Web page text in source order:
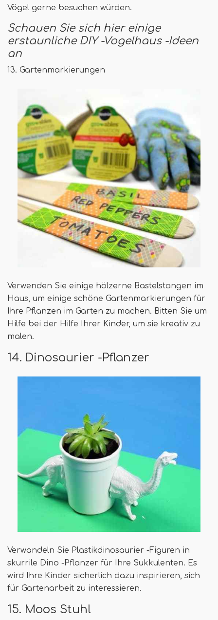
Vögel gerne besuchen würden.
Schauen Sie sich hier einige
erstaunliche DIY -Vogelhaus -Ideen
an
13. Gartenmarkierungen
Verwenden Sie einige hölzerne Bastelstangen im
Haus, um einige schöne Gartenmarkierungen für
Ihre Pflanzen im Garten zu machen. Bitten Sie um
Hilfe bei der Hilfe Ihrer Kinder, um sie kreativ zu
malen.
14. Dinosaurier -Pflanzer
Verwandeln Sie Plastikdinosaurier -Figuren in
skurrile Dino -Pflanzer für Ihre Sukkulenten. Es
wird Ihre Kinder sicherlich dazu inspirieren, sich
für Gartenarbeit zu interessieren.
15. Moos Stuhl